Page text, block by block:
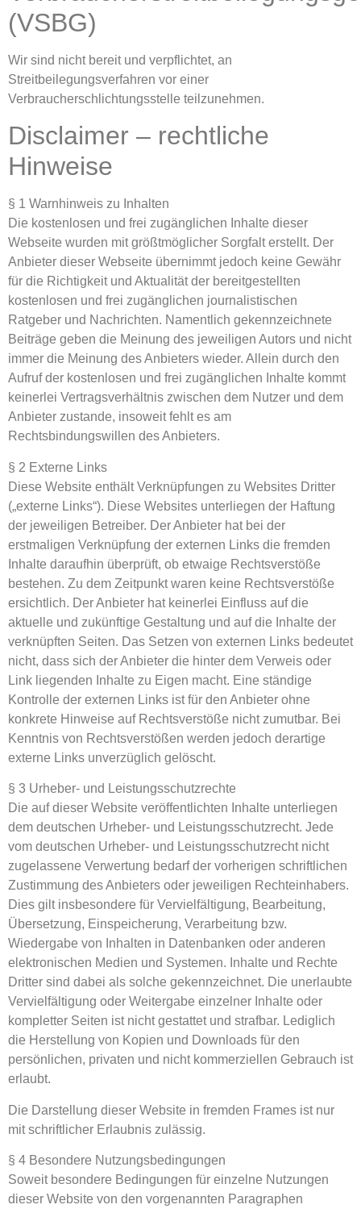
(VSBG)
Wir sind nicht bereit und verpflichtet, an
Streitbeilegungsverfahren vor einer
Verbraucherschlichtungsstelle teilzunehmen.
Disclaimer – rechtliche
Hinweise
§ 1 Warnhinweis zu Inhalten
Die kostenlosen und frei zugänglichen Inhalte dieser
Webseite wurden mit größtmöglicher Sorgfalt erstellt. Der
Anbieter dieser Webseite übernimmt jedoch keine Gewähr
für die Richtigkeit und Aktualität der bereitgestellten
kostenlosen und frei zugänglichen journalistischen
Ratgeber und Nachrichten. Namentlich gekennzeichnete
Beiträge geben die Meinung des jeweiligen Autors und nicht
immer die Meinung des Anbieters wieder. Allein durch den
Aufruf der kostenlosen und frei zugänglichen Inhalte kommt
keinerlei Vertragsverhältnis zwischen dem Nutzer und dem
Anbieter zustande, insoweit fehlt es am
Rechtsbindungswillen des Anbieters.
§ 2 Externe Links
Diese Website enthält Verknüpfungen zu Websites Dritter
(„externe Links“). Diese Websites unterliegen der Haftung
der jeweiligen Betreiber. Der Anbieter hat bei der
erstmaligen Verknüpfung der externen Links die fremden
Inhalte daraufhin überprüft, ob etwaige Rechtsverstöße
bestehen. Zu dem Zeitpunkt waren keine Rechtsverstöße
ersichtlich. Der Anbieter hat keinerlei Einfluss auf die
aktuelle und zukünftige Gestaltung und auf die Inhalte der
verknüpften Seiten. Das Setzen von externen Links bedeutet
nicht, dass sich der Anbieter die hinter dem Verweis oder
Link liegenden Inhalte zu Eigen macht. Eine ständige
Kontrolle der externen Links ist für den Anbieter ohne
konkrete Hinweise auf Rechtsverstöße nicht zumutbar. Bei
Kenntnis von Rechtsverstößen werden jedoch derartige
externe Links unverzüglich gelöscht.
§ 3 Urheber- und Leistungsschutzrechte
Die auf dieser Website veröffentlichten Inhalte unterliegen
dem deutschen Urheber- und Leistungsschutzrecht. Jede
vom deutschen Urheber- und Leistungsschutzrecht nicht
zugelassene Verwertung bedarf der vorherigen schriftlichen
Zustimmung des Anbieters oder jeweiligen Rechteinhabers.
Dies gilt insbesondere für Vervielfältigung, Bearbeitung,
Übersetzung, Einspeicherung, Verarbeitung bzw.
Wiedergabe von Inhalten in Datenbanken oder anderen
elektronischen Medien und Systemen. Inhalte und Rechte
Dritter sind dabei als solche gekennzeichnet. Die unerlaubte
Vervielfältigung oder Weitergabe einzelner Inhalte oder
kompletter Seiten ist nicht gestattet und strafbar. Lediglich
die Herstellung von Kopien und Downloads für den
persönlichen, privaten und nicht kommerziellen Gebrauch ist
erlaubt.
Die Darstellung dieser Website in fremden Frames ist nur
mit schriftlicher Erlaubnis zulässig.
§ 4 Besondere Nutzungsbedingungen
Soweit besondere Bedingungen für einzelne Nutzungen
dieser Website von den vorgenannten Paragraphen